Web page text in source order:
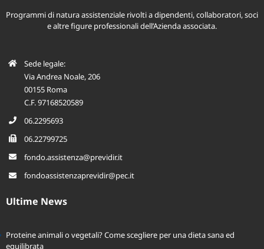
Programmi di natura assistenziale rivolti a dipendenti, collaboratori, soci
e altre figure professionali dell’Azienda associata.
Sede legale:
Via Andrea Noale, 206
00155 Roma
C.F. 97168520589
06.2295693
06.22799725
fondo.assistenza@previdir.it
fondoassistenzaprevidir@pec.it
Ultime News
Proteine animali o vegetali? Come scegliere per una dieta sana ed
equilibrata